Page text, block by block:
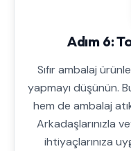
Adım 6:
Sıfır ambalaj
yapmayı düşünün.
hem de ambalaj
Arkadaşlarınızla
ihtiyaçlarınıza